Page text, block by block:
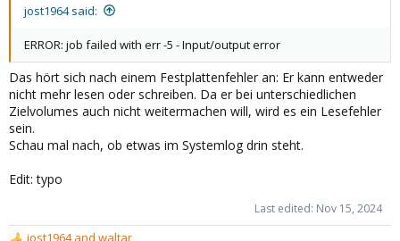
jost1964 said:
ERROR: job failed with err -5 - Input/output error
Das hört sich nach einem Festplattenfehler an: Er kann entweder
nicht mehr lesen oder schreiben. Da er bei unterschiedlichen
Zielvolumes auch nicht weitermachen will, wird es ein Lesefehler
sein.
Schau mal nach, ob etwas im Systemlog drin steht.
Edit: typo
Last edited: Nov 15, 2024
jost1964and waltar